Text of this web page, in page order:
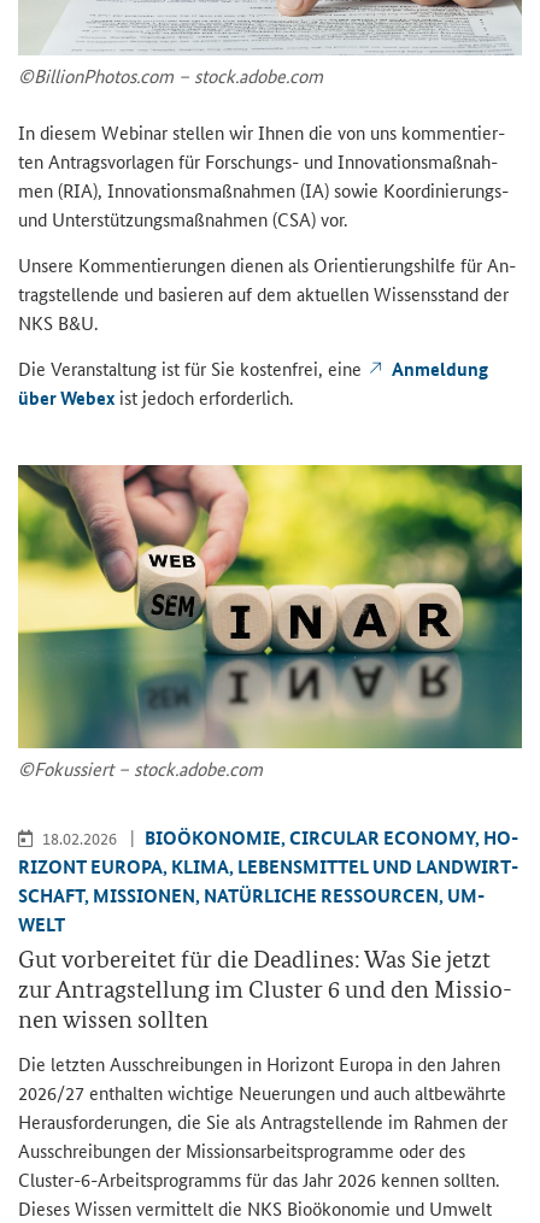
©Bil­lion­Pho­tos.com – stock.adobe.com
In die­sem We­bi­nar stel­len wir Ihnen die von uns kom­men­tier­
ten An­trags­vor­la­gen für Forschungs-​ und In­no­va­ti­ons­maß­nah­
men (RIA), In­no­va­ti­ons­maß­nah­men (IA) sowie Koordinierungs-​
und Un­ter­stüt­zungs­maß­nah­men (CSA) vor.
Un­se­re Kom­men­tie­run­gen die­nen als Ori­en­tie­rungs­hil­fe für An­
trag­stel­len­de und ba­sie­ren auf dem ak­tu­el­len Wis­sens­stand der
NKS B&U.
Die Ver­an­stal­tung ist für Sie kos­ten­frei, eine
An­mel­dung
über Webex ist je­doch er­for­der­lich.
©Fo­kus­siert – stock.adobe.com
18.02.2026
BIO­ÖKO­NO­MIE, CIR­CU­LAR ECO­NO­MY, HO­
RI­ZONT EU­RO­PA, KLIMA, LE­BENS­MIT­TEL UND LAND­WIRT­
SCHAFT, MIS­SIO­NEN, NA­TÜR­LI­CHE RES­SOUR­CEN, UM­
WELT
Gut vor­be­rei­tet für die Dead­lines: Was Sie jetzt
zur An­trag­stel­lung im Clus­ter 6 und den Mis­sio­
nen wis­sen soll­ten
Die letz­ten Aus­schrei­bun­gen in Ho­ri­zont Eu­ro­pa in den Jah­ren
2026/27 ent­hal­ten wich­ti­ge Neue­run­gen und auch alt­be­währ­te
Her­aus­for­de­run­gen, die Sie als An­trag­stel­len­de im Rah­men der
Aus­schrei­bun­gen der Mis­si­ons­ar­beits­pro­gram­me oder des
Cluster-​6-Arbeitsprogramms für das Jahr 2026 ken­nen soll­ten.
Die­ses Wis­sen ver­mit­telt die NKS Bio­öko­no­mie und Um­welt